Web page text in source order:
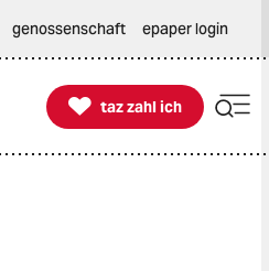
genossenschaft epaper login

taz zahl ich
taz zahl ich